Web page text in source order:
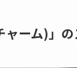
ャーム)」